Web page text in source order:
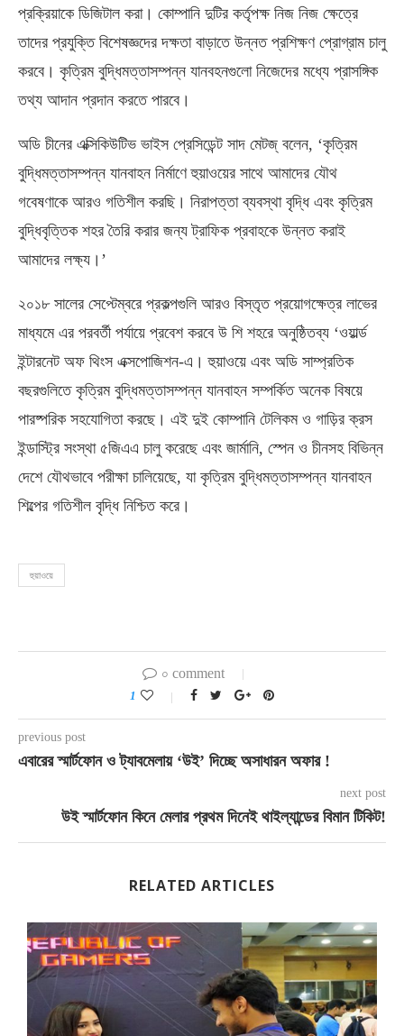
প্রক্রিয়াকে ডিজিটাল করা। কোম্পানি দুটির কর্তৃপক্ষ নিজ নিজ ক্ষেত্রে
তাদের প্রযুক্তি বিশেষজ্ঞদের দক্ষতা বাড়াতে উন্নত প্রশিক্ষণ প্রোগ্রাম চালু
করবে। কৃত্রিম বুদ্ধিমত্তাসম্পন্ন যানবহনগুলো নিজেদের মধ্যে প্রাসঙ্গিক
তথ্য আদান প্রদান করতে পারবে।
অডি চীনের এক্সিকিউটিভ ভাইস প্রেসিডেন্ট সাদ মেটজ্‌ বলেন, ‘কৃত্রিম
বুদ্ধিমত্তাসম্পন্ন যানবাহন নির্মাণে হুয়াওয়ের সাথে আমাদের যৌথ
গবেষণাকে আরও গতিশীল করছি। নিরাপত্তা ব্যবস্থা বৃদ্ধি এবং কৃত্রিম
বুদ্ধিবৃত্তিক শহর তৈরি করার জন্য ট্রাফিক প্রবাহকে উন্নত করাই
আমাদের লক্ষ্য।’
২০১৮ সালের সেপ্টেম্বরে প্রকল্পগুলি আরও বিস্তৃত প্রয়োগক্ষেত্র লাভের
মাধ্যমে এর পরবর্তী পর্যায়ে প্রবেশ করবে উ শি শহরে অনুষ্ঠিতব্য ‘ওয়ার্ল্ড
ইন্টারনেট অফ থিংস এক্সপোজিশন-এ। হুয়াওয়ে এবং অডি সাম্প্রতিক
বছরগুলিতে কৃত্রিম বুদ্ধিমত্তাসম্পন্ন যানবাহন সম্পর্কিত অনেক বিষয়ে
পারষ্পরিক সহযোগিতা করছে। এই দুই কোম্পানি টেলিকম ও গাড়ির ক্রস
ইন্ডাস্ট্রি সংস্থা ৫জিএএ চালু করেছে এবং জার্মানি, স্পেন ও চীনসহ বিভিন্ন
দেশে যৌথভাবে পরীক্ষা চালিয়েছে, যা কৃত্রিম বুদ্ধিমত্তাসম্পন্ন যানবাহন
শিল্পের গতিশীল বৃদ্ধি নিশ্চিত করে।
হুয়াওয়ে
০ comment
1
previous post
এবারের স্মার্টফোন ও ট্যাবমেলায় ‘উই’ দিচ্ছে অসাধারন অফার !
next post
উই স্মার্টফোন কিনে মেলার প্রথম দিনেই থাইল্যান্ডের বিমান টিকিট!
RELATED ARTICLES